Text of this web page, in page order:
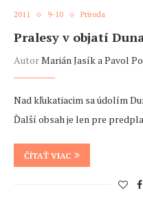
2011 9-10 Príroda
Pralesy v objatí
AutorMarián Jasík a Pavol
Nad kľukatiacim sa údolím
Ďalší obsah je len pre
ČÍTAŤ VIAC